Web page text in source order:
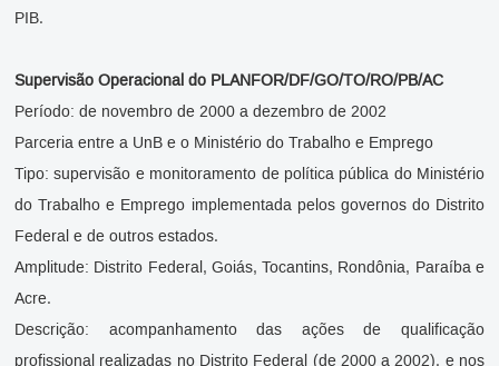
PIB.
Supervisão Operacional do PLANFOR/DF/GO/TO/RO/PB/AC
Período: de novembro de 2000 a dezembro de 2002
Parceria entre a UnB e o Ministério do Trabalho e Emprego
Tipo: supervisão e monitoramento de política pública do Ministério
do Trabalho e Emprego implementada pelos governos do Distrito
Federal e de outros estados.
Amplitude: Distrito Federal, Goiás, Tocantins, Rondônia, Paraíba e
Acre.
Descrição: acompanhamento das ações de qualificação
profissional realizadas no Distrito Federal (de 2000 a 2002), e nos